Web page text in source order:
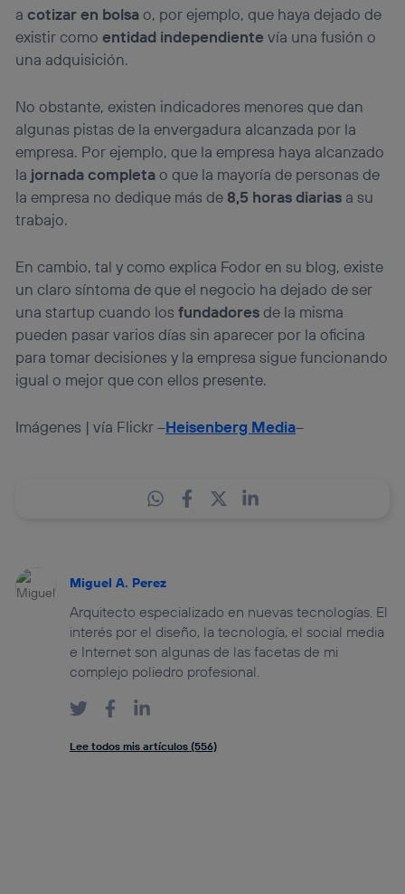
acotizar en bolsao, por ejemplo, que haya dejado de
existir comoentidad independiente vía una fusión o
una adquisición.
No obstante, existen indicadores menores que dan
algunas pistas de la envergadura alcanzada por la
empresa. Por ejemplo, que la empresa haya alcanzado
la jornada completao que la mayoría de personas de
la empresa no dedique más de 8,5 horas diarias a su
trabajo.
En cambio, tal y como explica Fodor en su blog, existe
un claro síntoma de que el negocio ha dejado de ser
una startup cuando losfundadoresde la misma
pueden pasar varios días sin aparecer por la oficina
para tomar decisiones y la empresa sigue funcionando
igual o mejor que con ellos presente.
Imágenes | vía Flickr –Heisenberg Media–
Miguel A. Perez
Arquitecto especializado en nuevas tecnologías. El
interés por el diseño, la tecnología, el social media
e Internet son algunas de las facetas de mi
complejo poliedro profesional.
Lee todos mis artículos (556)